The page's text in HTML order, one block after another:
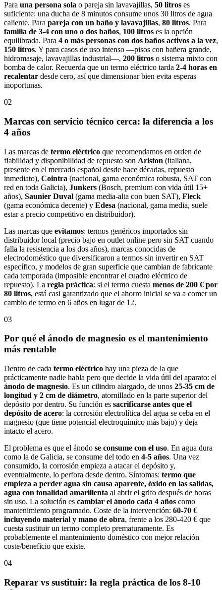
Para una persona sola o pareja sin lavavajillas, 50 litros es
suficiente: una ducha de 8 minutos consume unos 30 litros de agua
caliente. Para pareja con un baño y lavavajillas, 80 litros. Para
familia de 3-4 con uno o dos baños, 100 litros es la opción
equilibrada. Para 4 o más personas con dos baños activos a la vez,
150 litros. Y para casos de uso intenso —pisos con bañera grande,
hidromasaje, lavavajillas industrial—, 200 litros o sistema mixto con
bomba de calor. Recuerda que un termo eléctrico tarda 2-4 horas en
recalentar desde cero, así que dimensionar bien evita esperas
inoportunas.
02
Marcas con servicio técnico cerca: la diferencia a los
4 años
Las marcas de termo eléctrico que recomendamos en orden de
fiabilidad y disponibilidad de repuesto son Ariston (italiana,
presente en el mercado español desde hace décadas, repuesto
inmediato), Cointra (nacional, gama económica robusta, SAT con
red en toda Galicia), Junkers (Bosch, premium con vida útil 15+
años), Saunier Duval (gama media-alta con buen SAT), Fleck
(gama económica decente) y Edesa (nacional, gama media, suele
estar a precio competitivo en distribuidor).
Las marcas que evitamos: termos genéricos importados sin
distribuidor local (precio bajo en outlet online pero sin SAT cuando
falla la resistencia a los dos años), marcas conocidas de
electrodoméstico que diversificaron a termos sin invertir en SAT
específico, y modelos de gran superficie que cambian de fabricante
cada temporada (imposible encontrar el cuadro eléctrico de
repuesto). La regla práctica: si el termo cuesta menos de 200 € por
80 litros, está casi garantizado que el ahorro inicial se va a comer un
cambio de termo en 6 años en lugar de 12.
03
Por qué el ánodo de magnesio es el mantenimiento
más rentable
Dentro de cada termo eléctrico hay una pieza de la que
prácticamente nadie habla pero que decide la vida útil del aparato: el
ánodo de magnesio. Es un cilindro alargado, de unos 25-35 cm de
longitud y 2 cm de diámetro, atornillado en la parte superior del
depósito por dentro. Su función es sacrificarse antes que el
depósito de acero: la corrosión electrolítica del agua se ceba en el
magnesio (que tiene potencial electroquímico más bajo) y deja
intacto el acero.
El problema es que el ánodo se consume con el uso. En agua dura
como la de Galicia, se consume del todo en 4-5 años. Una vez
consumido, la corrosión empieza a atacar el depósito y,
eventualmente, lo perfora desde dentro. Síntomas: termo que
empieza a perder agua sin causa aparente, óxido en las salidas,
agua con tonalidad amarillenta al abrir el grifo después de horas
sin uso. La solución es cambiar el ánodo cada 4 años como
mantenimiento programado. Coste de la intervención: 60-70 €
incluyendo material y mano de obra, frente a los 280-420 € que
cuesta sustituir un termo completo prematuramente. Es
probablemente el mantenimiento doméstico con mejor relación
coste/beneficio que existe.
04
Reparar vs sustituir: la regla práctica de los 8-10